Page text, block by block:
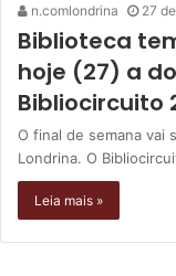
n.comlondrina 27
Biblioteca
hoje (27) a
Bibliocircuito
O final de semana vai
Londrina. O
Leia mais »